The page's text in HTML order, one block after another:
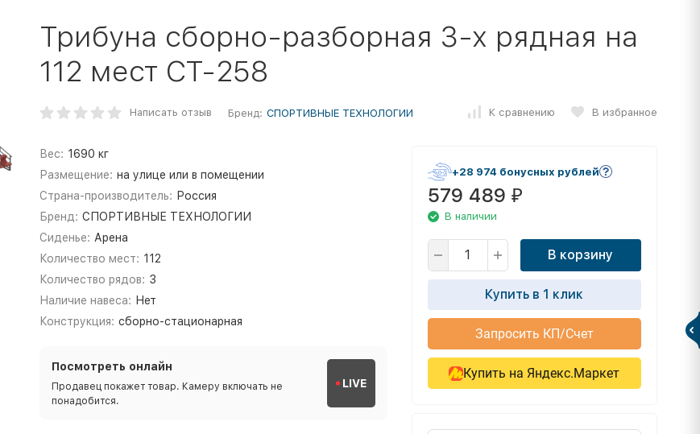
Трибуна сборно-разборная 3-х рядная на
112 мест СТ-258
Написать отзыв Бренд: СПОРТИВНЫЕ ТЕХНОЛОГИИ К сравнению В избранное
Вес: 1690 кг
Размещение: на улице или в помещении
Страна-производитель: Россия
Бренд: СПОРТИВНЫЕ ТЕХНОЛОГИИ
Сиденье: Арена
Количество мест: 112
Количество рядов: 3
Наличие навеса: Нет
Конструкция: сборно-стационарная
Посмотреть онлайн
Продавец покажет товар. Камеру включать не
понадобится.
LIVE
+28 974 бонусных рублей
579 489 ₽
В наличии
В корзину
Купить в 1 клик
Запросить КП/Счет
Купить на Яндекс.Маркет